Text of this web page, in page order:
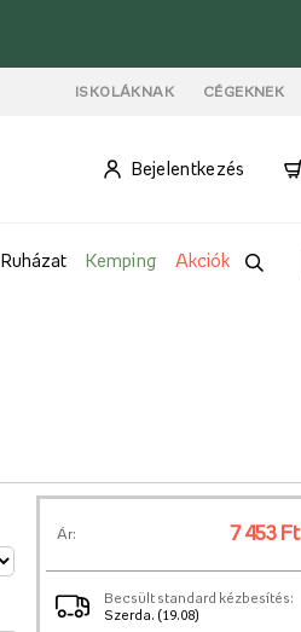
ISKOLÁKNAK CÉGEKNEK
Bejelentkezés
Ruházat Kemping Akciók
Ár: 7 453 Ft
Becsült standard kézbesítés:
Szerda. (19.08)